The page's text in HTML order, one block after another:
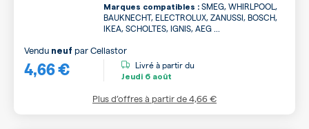
Marques compatibles : SMEG, WHIRLPOOL,
BAUKNECHT, ELECTROLUX, ZANUSSI, BOSCH,
IKEA, SCHOLTES, IGNIS, AEG ...
4,66 €
Vendu neuf parCellastor
Livré à partir du
Jeudi 6 août
Plus d’offres à partir de4,66 €